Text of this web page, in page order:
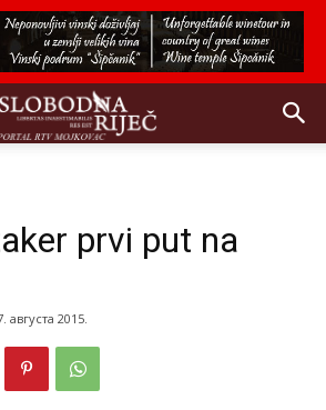
prvi put na
августа 2015.